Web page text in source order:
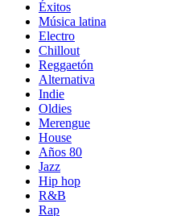
Éxitos
Música latina
Electro
Chillout
Reggaetón
Alternativa
Indie
Oldies
Merengue
House
Años 80
Jazz
Hip hop
R&B
Rap